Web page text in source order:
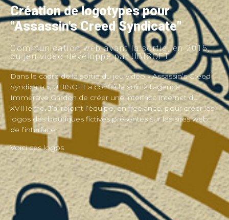
Création de logotypes pour
"Assassin's Creed Syndicate"
Communication web avant la sortie, en 2015,
du jeu vidéo développé par UBISOFT
Dans le cadre de la sortie du jeu vidéo « Assassin’s Creed
Syndicate », UBISOFT a confié le soin à l’agence
Immersive Garden de créer une interface internet du
XVIIIème. J’ai rejoint l’équipe, en freelance, pour créer les
logos des boutiques fictives présentes sur les sites web
de l’interface.
Voici ces logos